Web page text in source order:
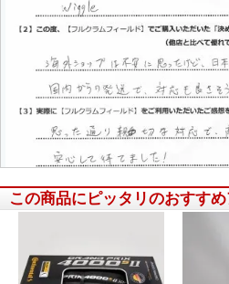
この商品にピッタリのおすす